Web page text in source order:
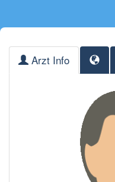
Arzt Info